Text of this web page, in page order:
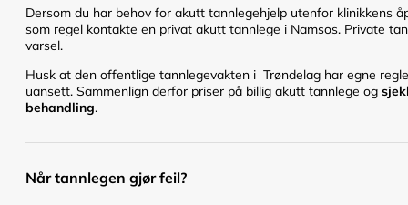
Dersom du har behov for akutt tannlegehjelp utenfor klinikkens
som regel kontakte en privat akutt tannlege i Namsos. Private
varsel.
Husk at den offentlige tannlegevakten i Trøndelag har egne
uansett. Sammenlign derfor priser på billig akutt tannlege og
behandling.
Når tannlegen gjør feil?